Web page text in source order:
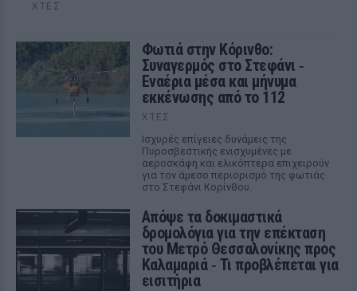
ΧΤΕΣ
Φωτιά στην Κόρινθο:
Συναγερμός στο Στεφάνι ‑
Εναέρια μέσα και μήνυμα
εκκένωσης από το 112
ΧΤΕΣ
Ισχυρές επίγειες δυνάμεις της
Πυροσβεστικής ενισχυμένες με
αεροσκάφη και ελικόπτερα επιχειρούν
για τον άμεσο περιορισμό της φωτιάς
στο Στεφάνι Κορίνθου.
Απόψε τα δοκιμαστικά
δρομολόγια για την επέκταση
του Μετρό Θεσσαλονίκης προς
Καλαμαριά ‑ Τι προβλέπεται για
εισιτήρια